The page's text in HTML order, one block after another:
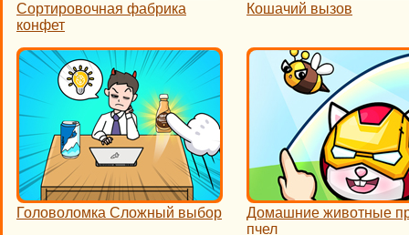
Сортировочная фабрика
конфет
Кошачий вызов
Головоломка Сложный выбор
Домашние животные
пчел